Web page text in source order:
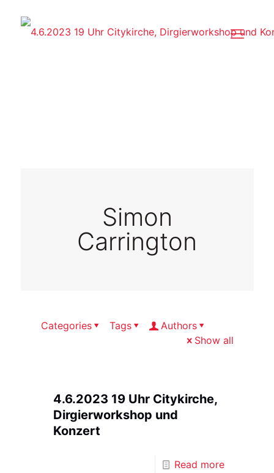
Simon
Carrington
Categories Tags
Authors
Show all
4.6.2023 19 Uhr Citykirche,
Dirgierworkshop und
Konzert
Read more